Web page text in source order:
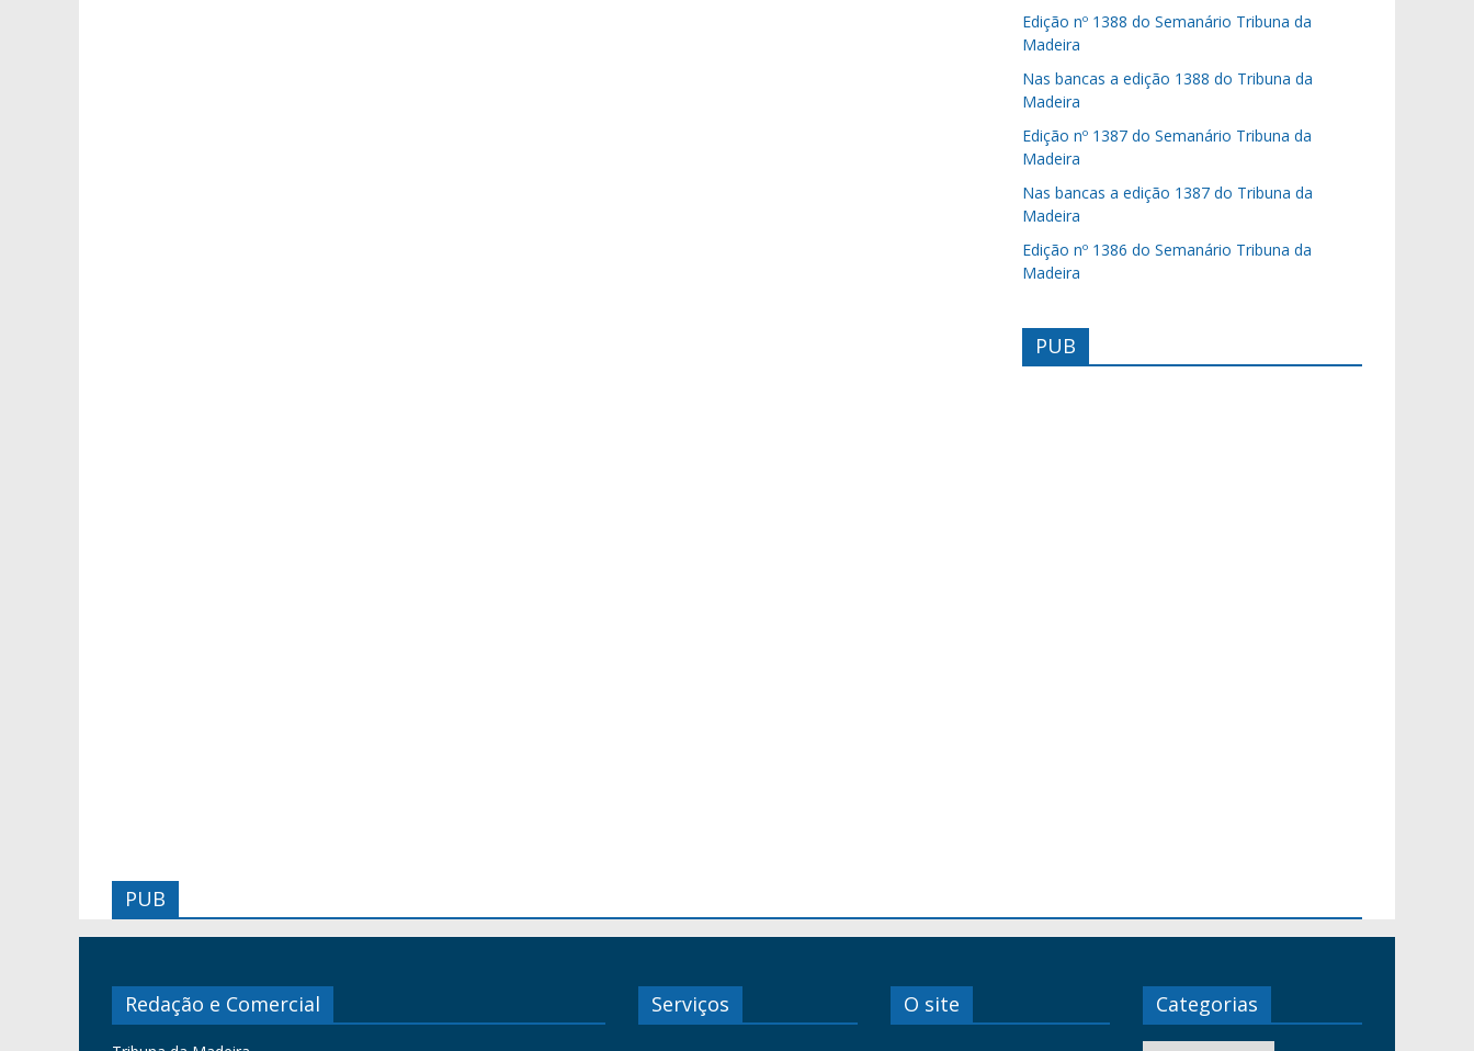
Edição nº 1388 do Semanário Tribuna da
Madeira
Nas bancas a edição 1388 do Tribuna da
Madeira
Edição nº 1387 do Semanário Tribuna da
Madeira
Nas bancas a edição 1387 do Tribuna da
Madeira
Edição nº 1386 do Semanário Tribuna da
Madeira
PUB
PUB
Redação e Comercial Serviços O site Categorias